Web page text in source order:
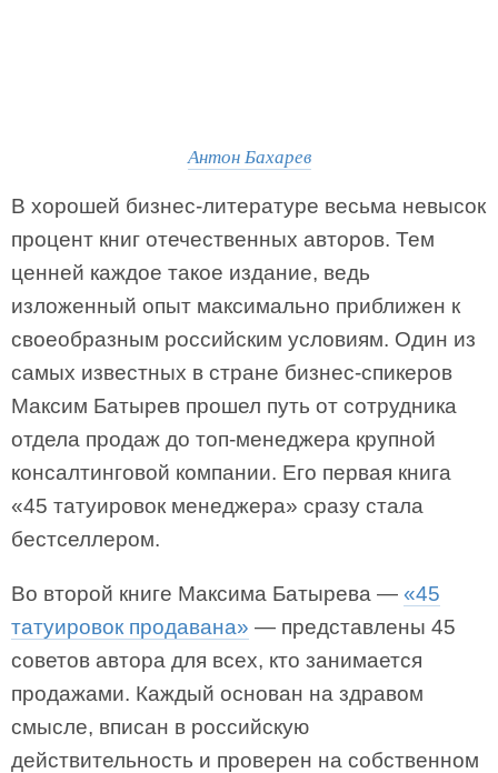
Антон Бахарев
В хорошей бизнес-литературе весьма невысок
процент книг отечественных авторов. Тем
ценней каждое такое издание, ведь
изложенный опыт максимально приближен к
своеобразным российским условиям. Один из
самых известных в стране бизнес-спикеров
Максим Батырев прошел путь от сотрудника
отдела продаж до топ-менеджера крупной
консалтинговой компании. Его первая книга
«45 татуировок менеджера» сразу стала
бестселлером.
Во второй книге Максима Батырева — «45
татуировок продавана» — представлены 45
советов автора для всех, кто занимается
продажами. Каждый основан на здравом
смысле, вписан в российскую
действительность и проверен на собственном